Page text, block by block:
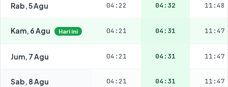
Rab, 5 Agu 04:22 04:32 11:48
Kam, 6 Agu Hari ini 04:21 04:31 11:47
Jum, 7 Agu 04:21 04:31 11:47
Sab, 8 Agu 04:21 04:31 11:47